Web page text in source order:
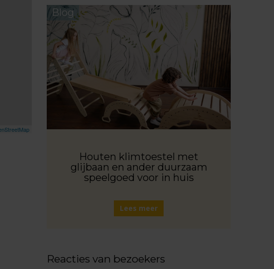
Blog
Houten klimtoestel met
glijbaan en ander duurzaam
speelgoed voor in huis
Lees meer
Reacties van bezoekers